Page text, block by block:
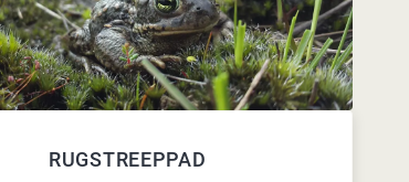
RUGSTREEPPAD